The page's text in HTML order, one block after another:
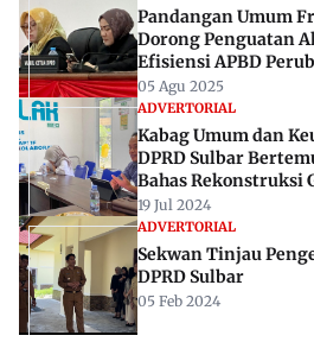
Pandangan Umum
Dorong Penguatan
Efisiensi APBD
05 Agu 2025
ADVERTORIAL
Kabag Umum dan
DPRD Sulbar
Bahas Rekonstruksi
19 Jul 2024
ADVERTORIAL
Sekwan Tinjau
DPRD Sulbar
05 Feb 2024